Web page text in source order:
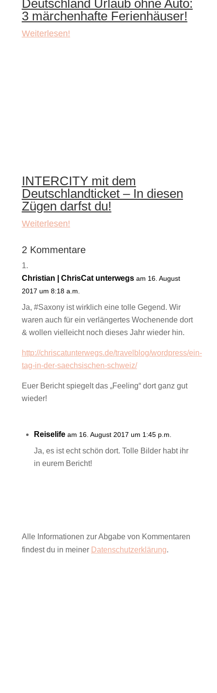
Deutschland Urlaub ohne Auto:
3 märchenhafte Ferienhäuser!
Weiterlesen!
INTERCITY mit dem
Deutschlandticket – In diesen
Zügen darfst du!
Weiterlesen!
2 Kommentare
Christian | ChrisCat unterwegs am 16. August
2017 um 8:18 a.m.
Ja, #Saxony ist wirklich eine tolle Gegend. Wir
waren auch für ein verlängertes Wochenende dort
& wollen vielleicht noch dieses Jahr wieder hin.
http://chriscatunterwegs.de/travelblog/wordpress/ein-
tag-in-der-saechsischen-schweiz/
Euer Bericht spiegelt das „Feeling“ dort ganz gut
wieder!
Reiselife am 16. August 2017 um 1:45 p.m.
Ja, es ist echt schön dort. Tolle Bilder habt ihr
in eurem Bericht!
Alle Informationen zur Abgabe von Kommentaren
findest du in meiner Datenschutzerklärung.